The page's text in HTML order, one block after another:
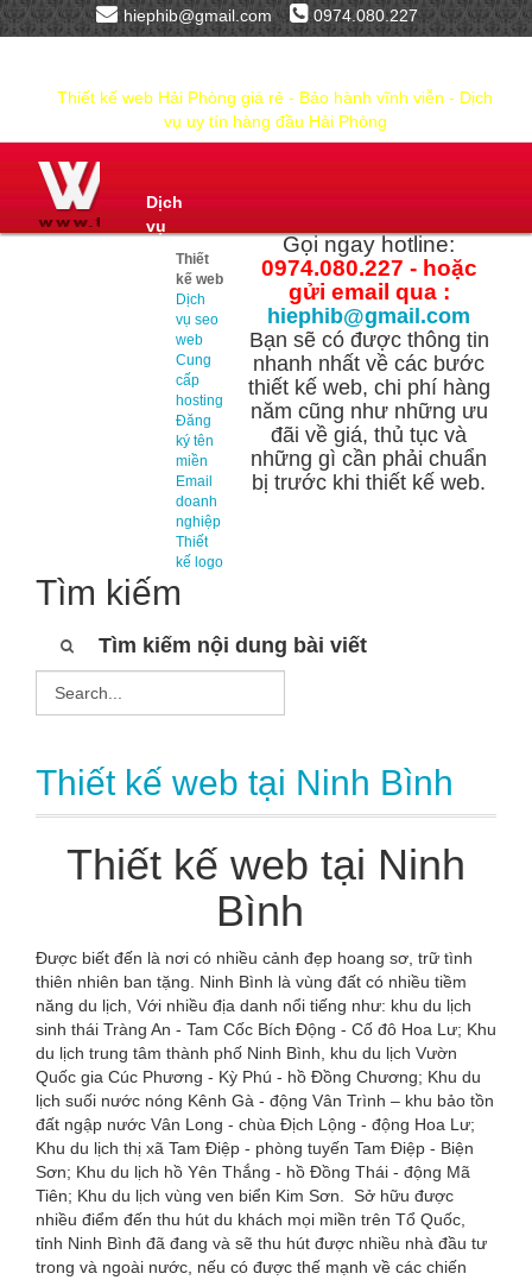
hiephib@gmail.com 0974.080.227
Thiết kế web Hải Phòng giá rẻ - Bảo hành vĩnh viễn - Dịch
vụ uy tín hàng đầu Hải Phòng
Dịch
vụ
Thiết
kế web
Dịch
vụ seo
web
Cung
cấp
hosting
Đăng
ký tên
miền
Email
doanh
nghiệp
Thiết
kế logo
Gọi ngay hotline:
0974.080.227 - hoặc
gửi email qua :
hiephib@gmail.com
Bạn sẽ có được thông tin
nhanh nhất về các bước
thiết kế web, chi phí hàng
năm cũng như những ưu
đãi về giá, thủ tục và
những gì cần phải chuẩn
bị trước khi thiết kế web.
Tìm kiếm
Tìm kiếm nội dung bài viết
Thiết kế web tại Ninh Bình
Thiết kế web tại Ninh
Bình
Được biết đến là nơi có nhiều cảnh đẹp hoang sơ, trữ tình
thiên nhiên ban tặng. Ninh Bình là vùng đất có nhiều tiềm
năng du lịch, Với nhiều địa danh nổi tiếng như: khu du lịch
sinh thái Tràng An - Tam Cốc Bích Động - Cố đô Hoa Lư; Khu
du lịch trung tâm thành phố Ninh Bình, khu du lịch Vườn
Quốc gia Cúc Phương - Kỳ Phú - hồ Đồng Chương; Khu du
lịch suối nước nóng Kênh Gà - động Vân Trình – khu bảo tồn
đất ngập nước Vân Long - chùa Địch Lộng - động Hoa Lư;
Khu du lịch thị xã Tam Điệp - phòng tuyến Tam Điệp - Biện
Sơn; Khu du lịch hồ Yên Thắng - hồ Đồng Thái - động Mã
Tiên; Khu du lịch vùng ven biển Kim Sơn. Sở hữu được
nhiều điểm đến thu hút du khách mọi miền trên Tổ Quốc,
tỉnh Ninh Bình đã đang và sẽ thu hút được nhiều nhà đầu tư
trong và ngoài nước, nếu có được thế mạnh về các chiến